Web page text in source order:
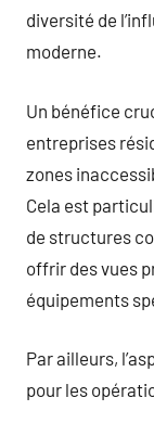
diversité de
moderne.
Un bénéfice
entreprises
zones
Cela est
de structures
offrir des vues
équipements
Par ailleurs,
pour les